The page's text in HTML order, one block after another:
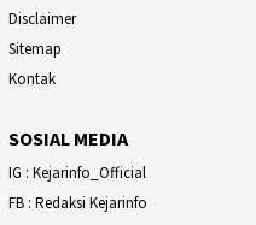
Disclaimer
Sitemap
Kontak
SOSIAL MEDIA
IG : Kejarinfo_Official
FB : Redaksi Kejarinfo